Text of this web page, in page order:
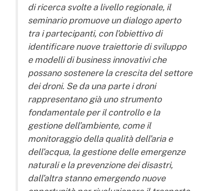
di ricerca svolte a livello regionale, il
seminario promuove un dialogo aperto
tra i partecipanti, con l'obiettivo di
identificare nuove traiettorie di sviluppo
e modelli di business innovativi che
possano sostenere la crescita del settore
dei droni. Se da una parte i droni
rappresentano già uno strumento
fondamentale per il controllo e la
gestione dell’ambiente, come il
monitoraggio della qualità dell’aria e
dell’acqua, la gestione delle emergenze
naturali e la prevenzione dei disastri,
dall’altra stanno emergendo nuove